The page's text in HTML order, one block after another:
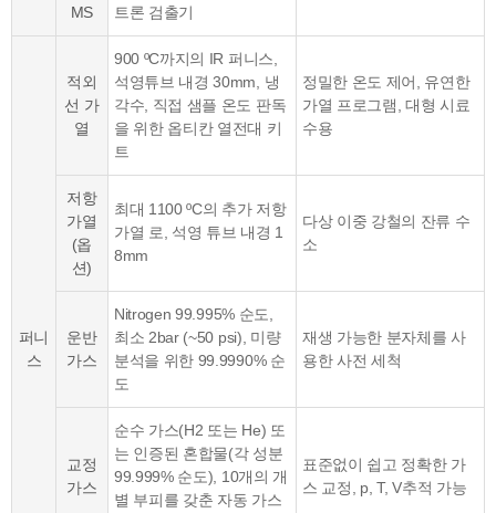
MS
트론 검출기
퍼니
스
적외
선 가
열
900 ºC까지의 IR 퍼니스,
석영튜브 내경 30mm, 냉
각수, 직접 샘플 온도 판독
을 위한 옵티칸 열전대 키
트
정밀한 온도 제어, 유연한
가열 프로그램, 대형 시료
수용
저항
가열
(옵
션)
최대 1100 ºC의 추가 저항
가열 로, 석영 튜브 내경 1
8mm
다상 이중 강철의 잔류 수
소
운반
가스
Nitrogen 99.995% 순도,
최소 2bar (~50 psi), 미량
분석을 위한 99.9990% 순
도
재생 가능한 분자체를 사
용한 사전 세척
교정
가스
순수 가스(H2 또는 He) 또
는 인증된 혼합물(각 성분
99.999% 순도), 10개의 개
별 부피를 갖춘 자동 가스
표준없이 쉽고 정확한 가
스 교정, p, T, V추적 가능